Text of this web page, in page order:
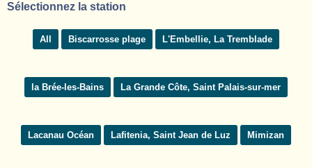
Sélectionnez la station
All Biscarrosse plage L'Embellie, La Tremblade
la Brée-les-Bains La Grande Côte, Saint Palais-sur-mer
Lacanau Océan Lafitenia, Saint Jean de Luz Mimizan